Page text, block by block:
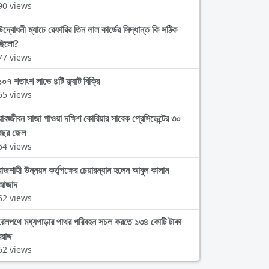
views
ম্যাচে রেফারির তিন লাল কার্ডের সিদ্ধান্ত কি সঠিক
views
শতাংশ লাভে ৪টি ফ্ল্যাট বিক্রি
views
সাজা পাওয়া দক্ষিণ কোরিয়ার সাবেক প্রেসিডেন্টের ৩০
জেল
views
উন্নয়ন কর্তৃপক্ষের চেয়ারম্যান হলেন আবুল কালাম
views
মধ্যপাড়ার পাথর পরিবহন সচল করতে ১৩৪ কোটি টাকা
views